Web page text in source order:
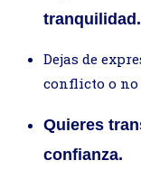
tranquilidad.
Dejas de
conflicto o no
Quieres
confianza.